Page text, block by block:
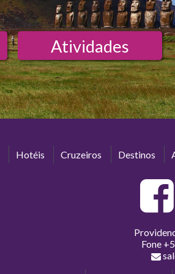
Atividades
Hotéis Cruzeiros Destinos
Fone